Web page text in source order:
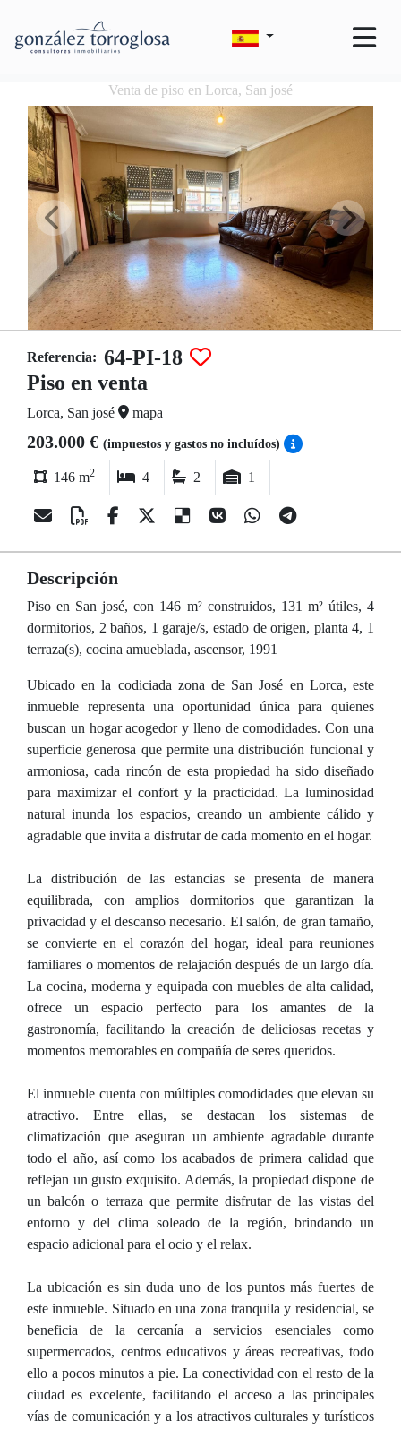
Venta de piso en Lorca, San josé
Referencia: 64-PI-18
Piso en venta
Lorca, San josé mapa
203.000 € (impuestos y gastos no incluídos)
146 m2 4 2 1
Descripción
Piso en San josé, con 146 m² construidos, 131 m² útiles, 4
dormitorios, 2 baños, 1 garaje/s, estado de origen, planta 4, 1
terraza(s), cocina amueblada, ascensor, 1991
Ubicado en la codiciada zona de San José en Lorca, este
inmueble representa una oportunidad única para quienes
buscan un hogar acogedor y lleno de comodidades. Con una
superficie generosa que permite una distribución funcional y
armoniosa, cada rincón de esta propiedad ha sido diseñado
para maximizar el confort y la practicidad. La luminosidad
natural inunda los espacios, creando un ambiente cálido y
agradable que invita a disfrutar de cada momento en el hogar.
La distribución de las estancias se presenta de manera
equilibrada, con amplios dormitorios que garantizan la
privacidad y el descanso necesario. El salón, de gran tamaño,
se convierte en el corazón del hogar, ideal para reuniones
familiares o momentos de relajación después de un largo día.
La cocina, moderna y equipada con muebles de alta calidad,
ofrece un espacio perfecto para los amantes de la
gastronomía, facilitando la creación de deliciosas recetas y
momentos memorables en compañía de seres queridos.
El inmueble cuenta con múltiples comodidades que elevan su
atractivo. Entre ellas, se destacan los sistemas de
climatización que aseguran un ambiente agradable durante
todo el año, así como los acabados de primera calidad que
reflejan un gusto exquisito. Además, la propiedad dispone de
un balcón o terraza que permite disfrutar de las vistas del
entorno y del clima soleado de la región, brindando un
espacio adicional para el ocio y el relax.
La ubicación es sin duda uno de los puntos más fuertes de
este inmueble. Situado en una zona tranquila y residencial, se
beneficia de la cercanía a servicios esenciales como
supermercados, centros educativos y áreas recreativas, todo
ello a pocos minutos a pie. La conectividad con el resto de la
ciudad es excelente, facilitando el acceso a las principales
vías de comunicación y a los atractivos culturales y turísticos